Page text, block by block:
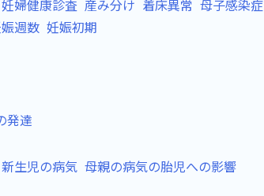
妊婦健康診査 産み分け 着床異常 母子感染症
週数 妊娠初期
発達
新生児の病気 母親の病気の胎児への影響